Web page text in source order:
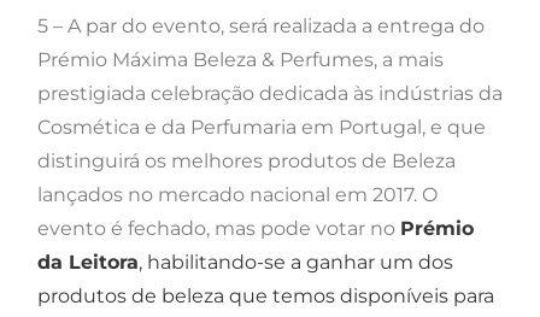
5 – A par do evento, será realizada a entrega do
Prémio Máxima Beleza & Perfumes, a mais
prestigiada celebração dedicada às indústrias da
Cosmética e da Perfumaria em Portugal, e que
distinguirá os melhores produtos de Beleza
lançados no mercado nacional em 2017. O
evento é fechado, mas pode votar no Prémio
da Leitora, habilitando-se a ganhar um dos
produtos de beleza que temos disponíveis para